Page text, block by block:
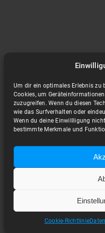
Um dir ein optimales Erlebnis zu
Cookies, um
zuzugreifen. Wenn du diesen
wie das Surfverhalten oder
Wenn du deine Einwillligung
bestimmte Merkmale und
Cookie-Richtlinie